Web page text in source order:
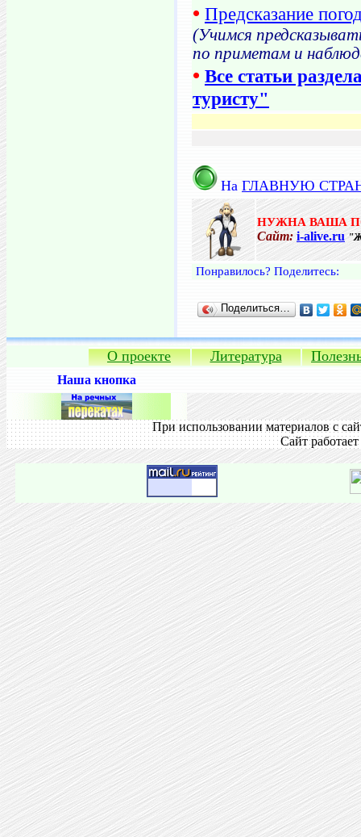
• Предсказание
(Учимся
по приметам и
• Все статьи
туристу"
На ГЛАВНУЮ
НУЖНА ВАША
Сайт: i-alive.ru
Понравилось? Поделитесь:
Поделиться…
О проекте Литература
Наша кнопка
При использовании материалов с
Сайт